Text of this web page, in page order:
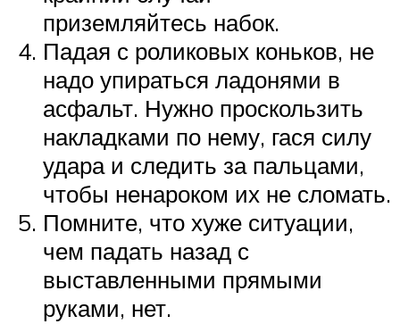
приземляйтесь набок.
Падая с роликовых коньков, не
надо упираться ладонями в
асфальт. Нужно проскользить
накладками по нему, гася силу
удара и следить за пальцами,
чтобы ненароком их не сломать.
Помните, что хуже ситуации,
чем падать назад с
выставленными прямыми
руками, нет.